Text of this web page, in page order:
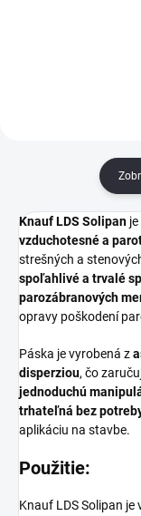
Knauf LDS Solipan
vzduchotesné a
strešných a
spoľahlivé a trvalé
parozábranových
opravy poškodení
Páska je vyrobená z
disperziou, čo
jednoduchú
trhateľná bez
aplikáciu na stavbe.
Použitie:
Knauf LDS Solipan je